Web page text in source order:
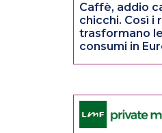
Caffè, addio
chicchi. Così i
trasformano
consumi in